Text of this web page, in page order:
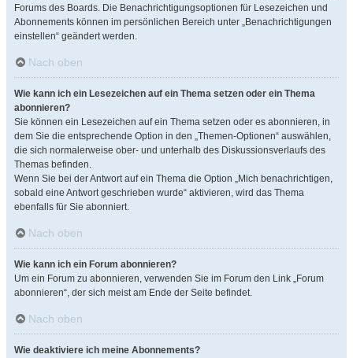
Forums des Boards. Die Benachrichtigungsoptionen für Lesezeichen und
Abonnements können im persönlichen Bereich unter „Benachrichtigungen
einstellen“ geändert werden.
Nach oben
Wie kann ich ein Lesezeichen auf ein Thema setzen oder ein Thema
abonnieren?
Sie können ein Lesezeichen auf ein Thema setzen oder es abonnieren, in
dem Sie die entsprechende Option in den „Themen-Optionen“ auswählen,
die sich normalerweise ober- und unterhalb des Diskussionsverlaufs des
Themas befinden.
Wenn Sie bei der Antwort auf ein Thema die Option „Mich benachrichtigen,
sobald eine Antwort geschrieben wurde“ aktivieren, wird das Thema
ebenfalls für Sie abonniert.
Nach oben
Wie kann ich ein Forum abonnieren?
Um ein Forum zu abonnieren, verwenden Sie im Forum den Link „Forum
abonnieren“, der sich meist am Ende der Seite befindet.
Nach oben
Wie deaktiviere ich meine Abonnements?